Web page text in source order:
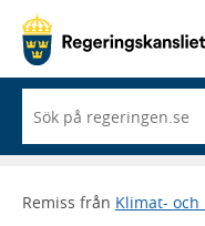
du
börjar
skriva
framträder
Remiss från Klimat-